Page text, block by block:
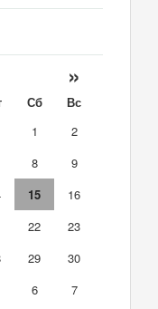
»
Сб
Вс
1
2
8
9
15
16
22
23
29
30
6 7